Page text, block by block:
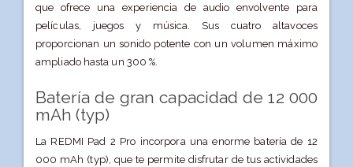
que ofrece una experiencia de audio envolvente para
películas, juegos y música. Sus cuatro altavoces
proporcionan un sonido potente con un volumen máximo
ampliado hasta un 300 %.
Batería de gran capacidad de 12 000
mAh (typ)
La REDMI Pad 2 Pro incorpora una enorme batería de 12
000 mAh (typ), que te permite disfrutar de tus actividades